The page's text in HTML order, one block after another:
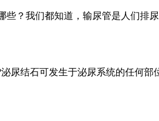
些？我们都知道，输尿管是人们排
尿结石可发生于泌尿系统的任何